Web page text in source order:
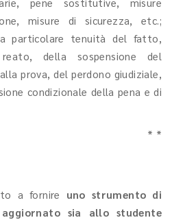
misure di sicurezza, etc.;
particolare tenuità del fatto,
della sospensione del
prova, del perdono giudiziale,
condizionale della pena e di
*
a fornire uno strumento di
sia allo studente